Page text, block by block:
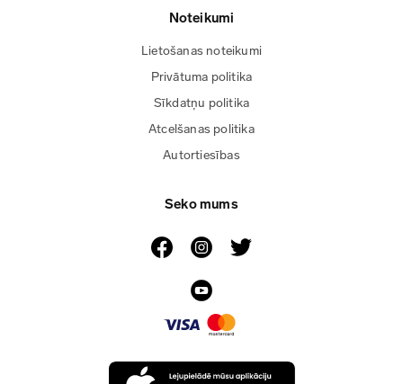
Noteikumi
Lietošanas noteikumi
Privātuma politika
Sīkdatņu politika
Atcelšanas politika
Autortiesības
Seko mums